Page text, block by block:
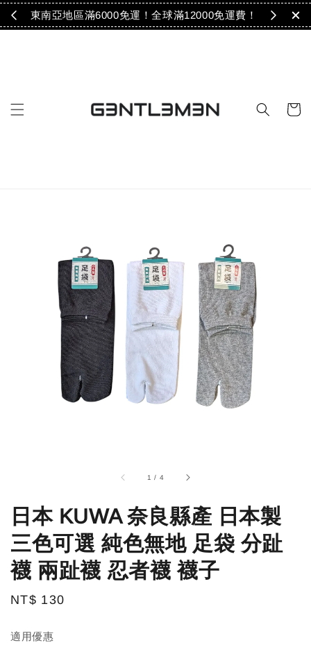
！ 東南亞地區滿6000免運！全球滿12000免運費！
1 / 4
日本 KUWA 奈良縣產 日本製
三色可選 純色無地 足袋 分趾
襪 兩趾襪 忍者襪 襪子
Regular
NT$ 130
適用優惠